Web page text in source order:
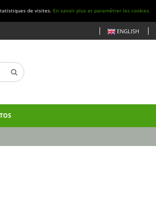
de visites. En savoir plus et paramétrer les cookies.
ENGLISH